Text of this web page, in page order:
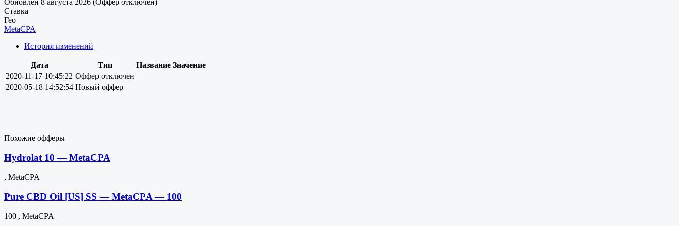
Ставка
Гео
MetaCPA
История изменений
Дата Тип Название Значение
2020-11-17 10:45:22 Оффер отключен
2020-05-18 14:52:54 Новый оффер
Похожие офферы
Hydrolat 10 — MetaCPA
, MetaCPA
Pure CBD Oil [US] SS — MetaCPA — 100
100 , MetaCPA